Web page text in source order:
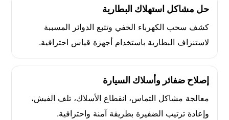
حل مشاكل استهلاك البطارية
كشف سحب الكهرباء الخفي وتتبع الدوائر المسببة
لاستنزاف البطارية باستخدام أجهزة قياس احترافية.
إصلاح ضفائر وأسلاك السيارة
معالجة مشاكل التماس، انقطاع الأسلاك، تلف الفيش،
وإعادة ترتيب الضفيرة بطريقة آمنة واحترافية.